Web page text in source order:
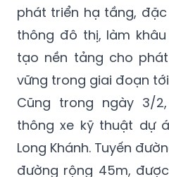
phát triển hạ tầng,
thông đô thị, làm
tạo nền tảng cho
vững trong giai đoạn
Cũng trong ngày 3/
thông xe kỹ thuật dự
Long Khánh. Tuyến
đường rộng 45m,